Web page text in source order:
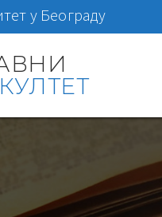
у Београду